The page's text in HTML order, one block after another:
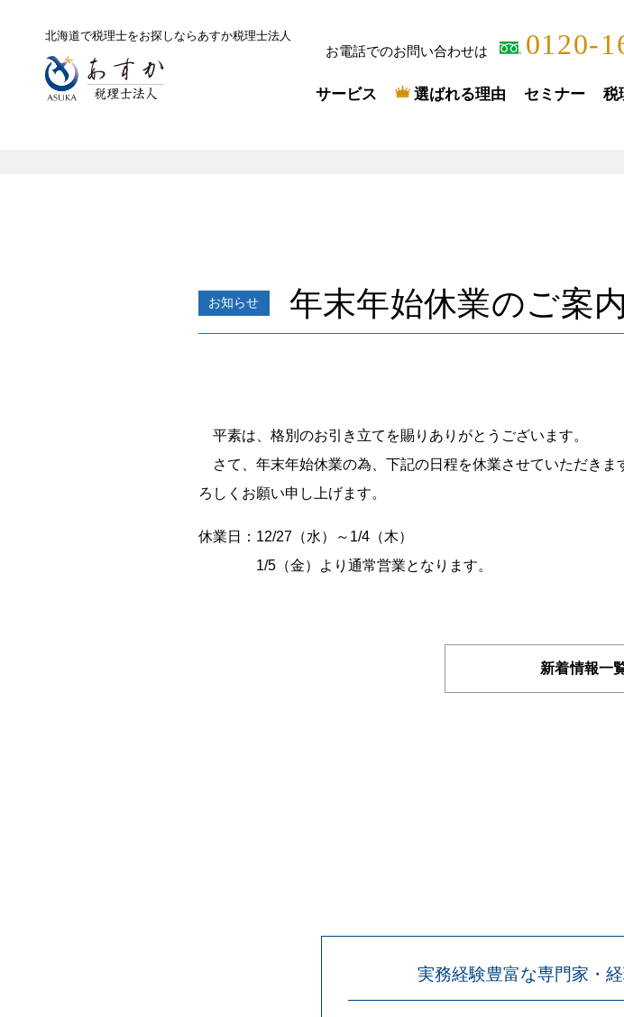
北海道で税理士をお探しならあすか税理士法人
お電話でのお問い合わせは 0120-
サービス 選ばれる理由 セミナー 税
お知らせ 年末年始休業のご案内
平素は、格別のお引き立てを賜りありがとうございます。
さて、年末年始休業の為、下記の日程を休業させていただき
ろしくお願い申し上げます。
休業日：12/27（水）～1/4（木）
1/5（金）より通常営業となります。
新着情報一
実務経験豊富な専門家・